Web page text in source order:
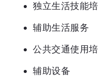
独立生活技能培
辅助生活服务
公共交通使用培
辅助设备